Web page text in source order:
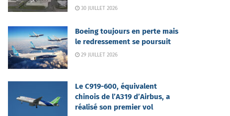
30 JUILLET 2026
Boeing toujours en perte mais
le redressement se poursuit
29 JUILLET 2026
Le C919-600, équivalent
chinois de l’A319 d’Airbus, a
réalisé son premier vol